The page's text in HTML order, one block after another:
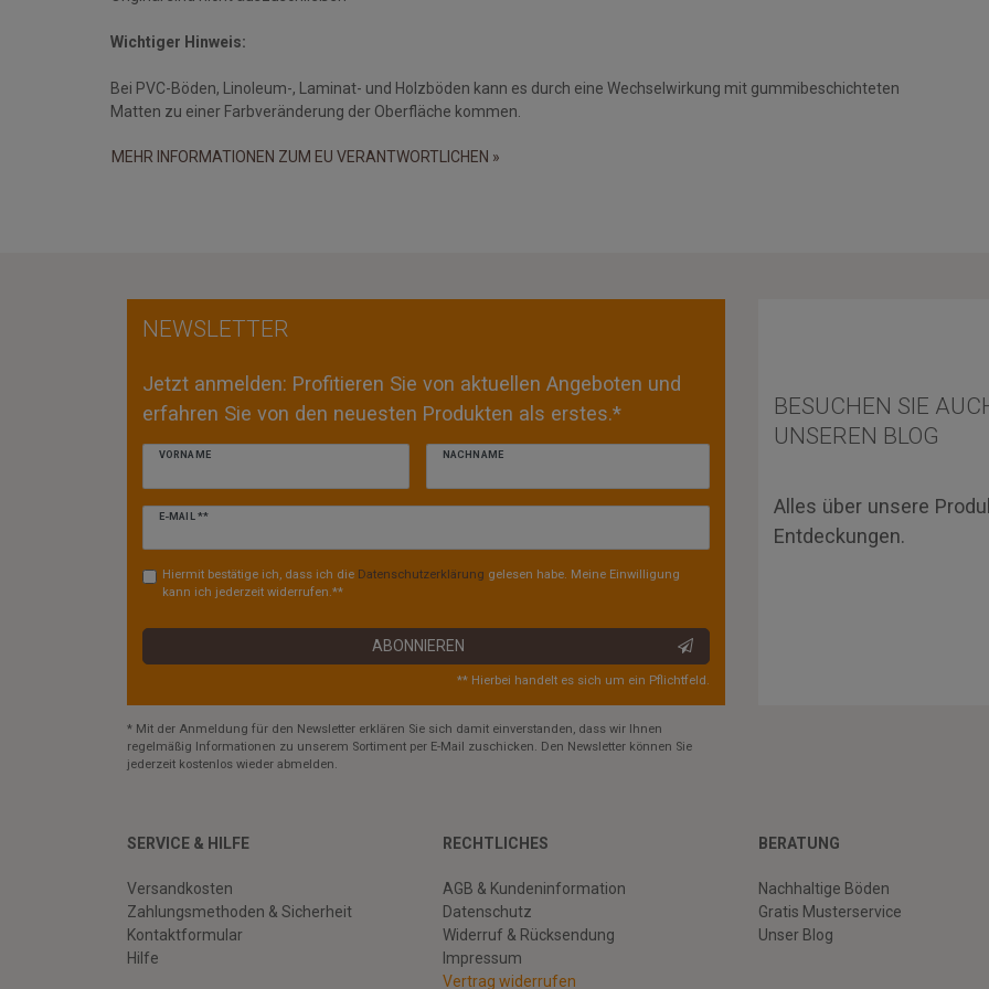
Wichtiger Hinweis:
Bei PVC-Böden, Linoleum-, Laminat- und Holzböden kann es durch eine Wechselwirkung mit gummibeschichteten
Matten zu einer Farbveränderung der Oberfläche kommen.
MEHR INFORMATIONEN ZUM EU VERANTWORTLICHEN »
NEWSLETTER
Jetzt anmelden: Profitieren Sie von aktuellen Angeboten und
erfahren Sie von den neuesten Produkten als erstes.*
VORNAME NACHNAME
E-MAIL **
Newsletter
Hiermit bestätige ich, dass ich die Daten­schutz­erklärung gelesen habe. Meine Einwilligung
kann ich jederzeit widerrufen.**
ABONNIEREN
** Hierbei handelt es sich um ein Pflichtfeld.
BESUCHEN SIE
UNSEREN BLOG
Alles über unsere
Entdeckungen.
* Mit der Anmeldung für den Newsletter erklären Sie sich damit einverstanden, dass wir Ihnen
regelmäßig Informationen zu unserem Sortiment per E-Mail zuschicken. Den Newsletter können Sie
jederzeit kostenlos wieder abmelden.
SERVICE & HILFE
Versandkosten
Zahlungsmethoden & Sicherheit
Kontaktformular
Hilfe
RECHTLICHES
AGB & Kundeninformation
Datenschutz
Widerruf & Rücksendung
Impressum
Vertrag widerrufen
BERATUNG
Nachhaltige Böden
Gratis Musterservice
Unser Blog